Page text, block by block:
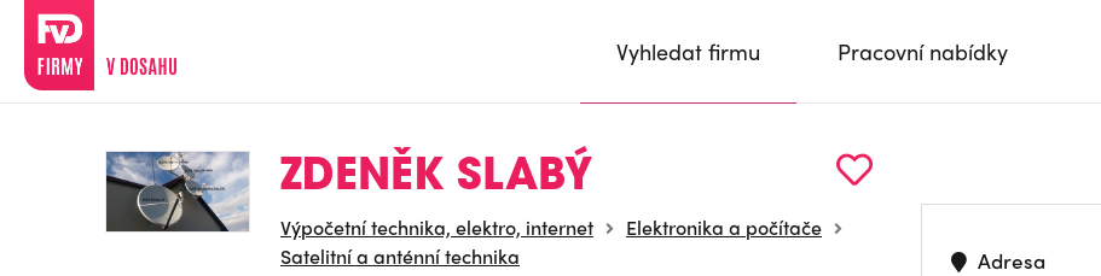
Vyhledat firmu Pracovní nabídky
ZDENĚK SLABÝ
Výpočetní technika, elektro, internet
Elektronika a počítače
Satelitní a anténní technika
Adresa